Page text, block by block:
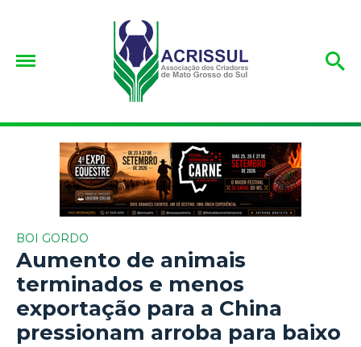
BOI GORDO
Aumento de animais
terminados e menos
exportação para a China
pressionam arroba para baixo